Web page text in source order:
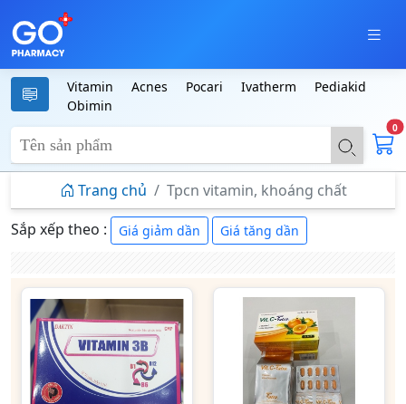
Vitamin Acnes Pocari Ivatherm
Pediakid
Obimin
0
Trang chủ
Tpcn vitamin, khoáng chất
Sắp xếp theo :
Giá giảm dần Giá tăng dần